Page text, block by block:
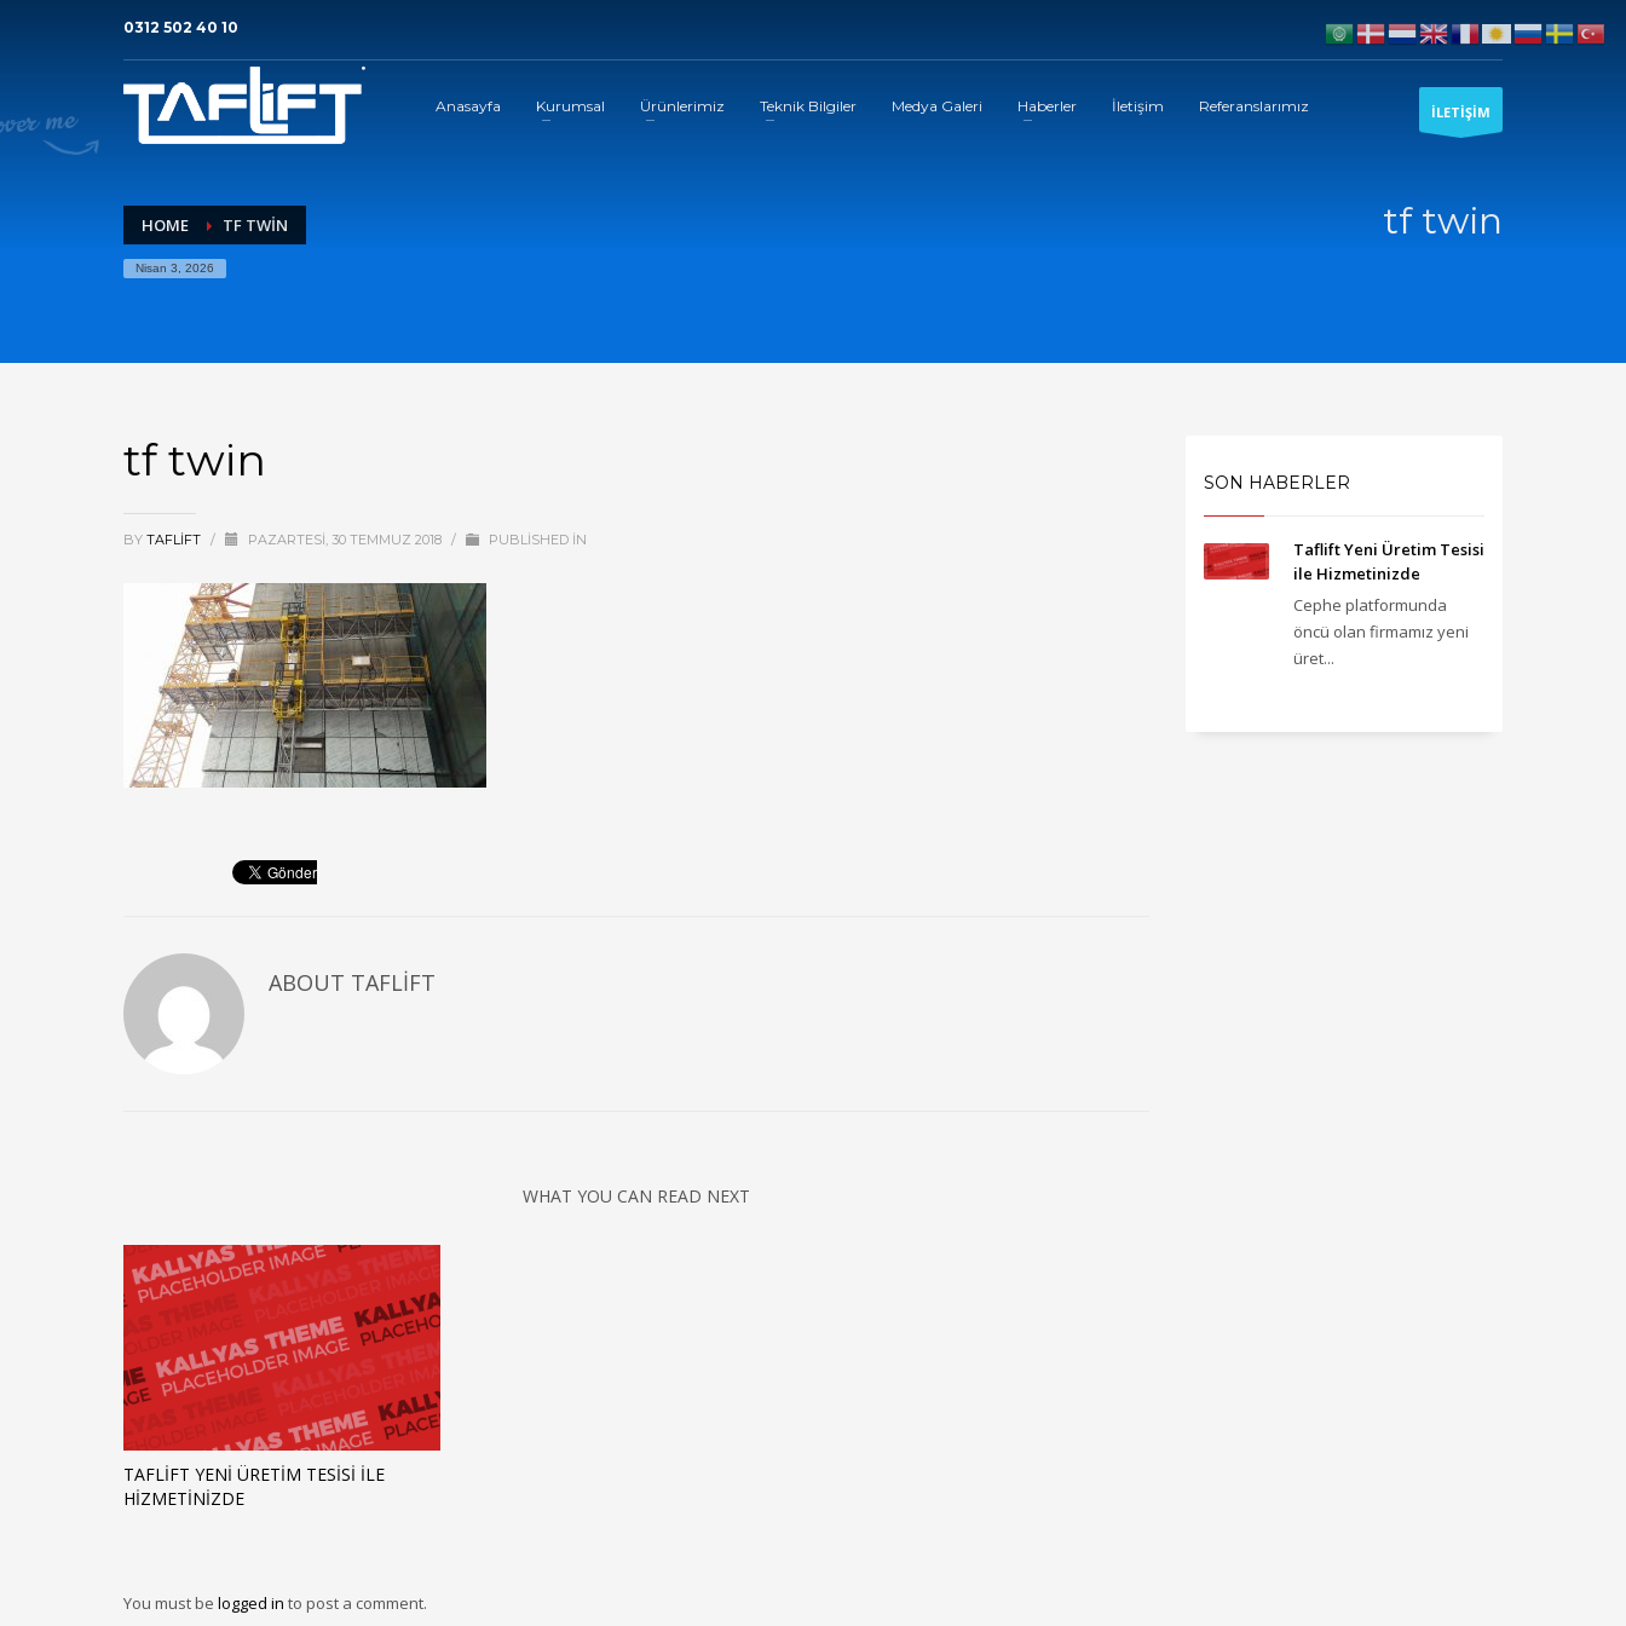
0312 502 40 10
Anasayfa Kurumsal Ürünlerimiz Teknik Bilgiler Medya Galeri Haberler İletişim Referanslarımız İLETİŞİM
HOME TF TWIN
Nisan 3, 2026
tf twin
tf twin
BY TAFLIFT / PAZARTESI, 30 TEMMUZ 2018 / PUBLISHED IN
ABOUT TAFLIFT
WHAT YOU CAN READ NEXT
TAFLIFT YENI ÜRETIM TESISI ILE
HIZMETINIZDE
You must be logged in to post a comment.
SON HABERLER
Taflift Yeni Üretim Tesisi
ile Hizmetinizde
Cephe platformunda
öncü olan firmamız yeni
üret...